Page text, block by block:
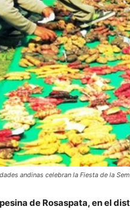
andinas celebran la Fiesta de la
de Rosaspata, en el